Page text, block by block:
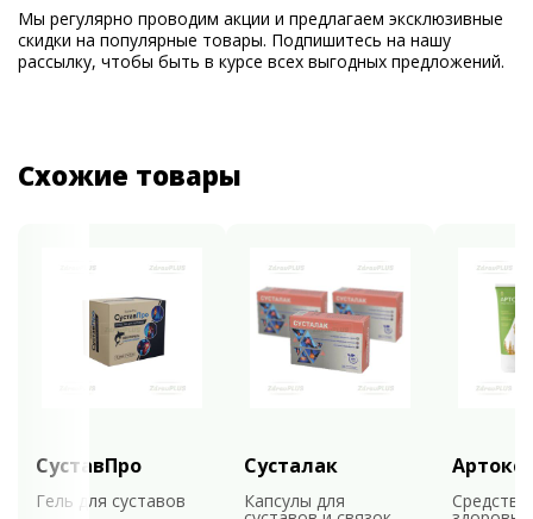
Мы регулярно проводим акции и предлагаем эксклюзивные
скидки на популярные товары. Подпишитесь на нашу
рассылку, чтобы быть в курсе всех выгодных предложений.
Схожие товары
СуставПро
Гель для суставов
Сусталак
Капсулы для
Артокс